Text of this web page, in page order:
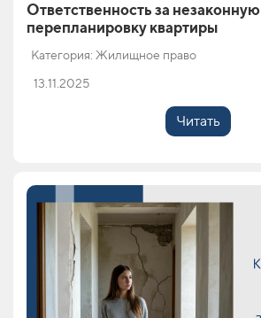
Ответственность за незаконную
перепланировку квартиры
Категория: Жилищное право
13.11.2025
Читать